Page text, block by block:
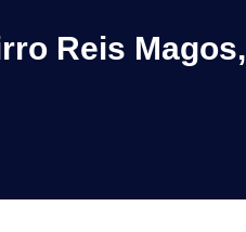
Reis Magos,